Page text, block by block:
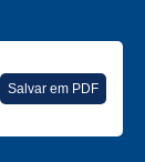
Salvar em PDF